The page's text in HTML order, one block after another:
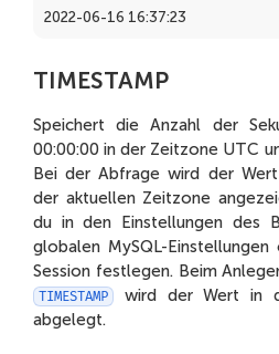
2022-06-16 16:37:23
TIMESTAMP
Speichert die Anzahl der
00:00:00 in der Zeitzone UTC
Bei der Abfrage wird der
der aktuellen Zeitzone
du in den Einstellungen des
globalen MySQL-
Session festlegen. Beim
TIMESTAMP
wird der Wert in
abgelegt.